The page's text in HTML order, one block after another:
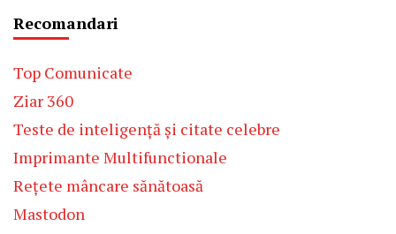
Recomandari
Top Comunicate
Ziar 360
Teste de inteligență și citate celebre
Imprimante Multifunctionale
Rețete mâncare sănătoasă
Mastodon